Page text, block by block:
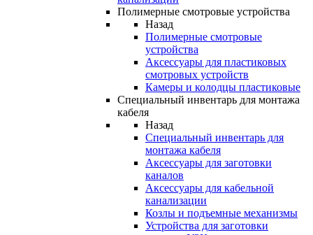
Полимерные смотровые устройства
Назад
Полимерные смотровые
устройства
Аксессуары для пластиковых
смотровых устройств
Камеры и колодцы пластиковые
Специальный инвентарь для монтажа
кабеля
Назад
Специальный инвентарь для
монтажа кабеля
Аксессуары для заготовки
каналов
Аксессуары для кабельной
канализации
Козлы и подъемные механизмы
Устройства для заготовки